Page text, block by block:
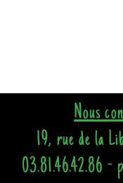
Nous
19, rue de la
03.81.46.42.86 -